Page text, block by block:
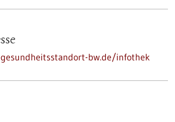
bw.de/infothek